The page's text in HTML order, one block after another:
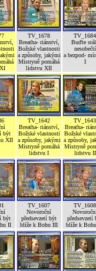
TV_1678
Breatha- riánství,
Božské vlastnosti
a způsoby, jakými
Mistryně pomáhá
lidstvu XII
TV_1684
Buďte
nesobečtí
a bezpod-
I
být
XII
TV_1642
Breatha- riánství,
Božské vlastnosti
a způsoby, jakými
Mistryně pomáhá
lidstvu I
TV_1643
Breatha-
Božské
a způsoby,
Mistryně
lidstvu II
být
II
TV_1607
Novoroční
předsevzetí být
blíže k Bohu III
TV_1608
předsevzetí
blíže k